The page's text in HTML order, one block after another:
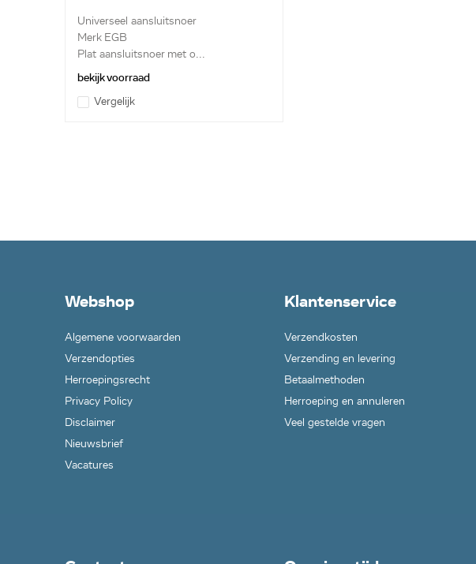
Universeel aansluitsnoer
Merk EGB
Plat aansluitsnoer met o...
bekijk voorraad
Vergelijk
Webshop
Algemene voorwaarden
Verzendopties
Herroepingsrecht
Privacy Policy
Disclaimer
Nieuwsbrief
Vacatures
Klantenservice
Verzendkosten
Verzending en levering
Betaalmethoden
Herroeping en annuleren
Veel gestelde vragen